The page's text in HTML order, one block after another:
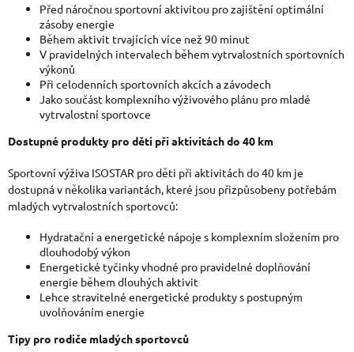
Před náročnou sportovní aktivitou pro zajištění optimální
zásoby energie
Během aktivit trvajících více než 90 minut
V pravidelných intervalech během vytrvalostních sportovních
výkonů
Při celodenních sportovních akcích a závodech
Jako součást komplexního výživového plánu pro mladé
vytrvalostní sportovce
Dostupné produkty pro děti při aktivitách do 40 km
Sportovní výživa ISOSTAR pro děti při aktivitách do 40 km je
dostupná v několika variantách, které jsou přizpůsobeny potřebám
mladých vytrvalostních sportovců:
Hydratační a energetické nápoje s komplexním složením pro
dlouhodobý výkon
Energetické tyčinky vhodné pro pravidelné doplňování
energie během dlouhých aktivit
Lehce stravitelné energetické produkty s postupným
uvolňováním energie
Tipy pro rodiče mladých sportovců